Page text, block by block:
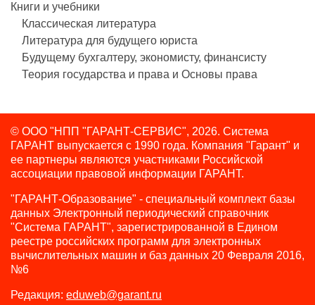
Книги и учебники
Классическая литература
Литература для будущего юриста
Будущему бухгалтеру, экономисту, финансисту
Теория государства и права и Основы права
© ООО "НПП "ГАРАНТ-СЕРВИС", 2026. Система
ГАРАНТ выпускается с 1990 года. Компания "Гарант" и
ее партнеры являются участниками Российской
ассоциации правовой информации ГАРАНТ.
"ГАРАНТ-Образование" - специальный комплект базы
данных Электронный периодический справочник
"Система ГАРАНТ", зарегистрированной в Едином
реестре российских программ для электронных
вычислительных машин и баз данных 20 Февраля 2016,
№6
Редакция: eduweb@garant.ru